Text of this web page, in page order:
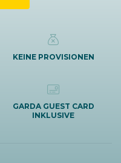
KEINE PROVISIONEN
GARDA GUEST CARD
INKLUSIVE